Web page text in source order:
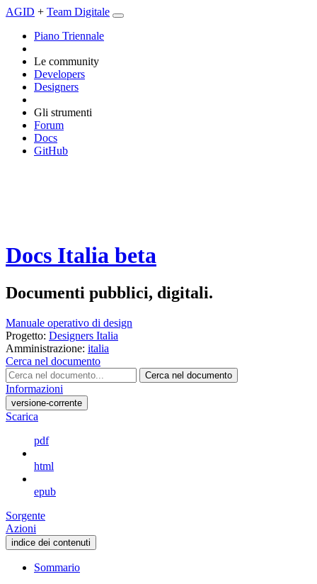
AGID + Team Digitale
Piano Triennale
Le community
Developers
Designers
Gli strumenti
Forum
Docs
GitHub
Docs Italia beta
Documenti pubblici, digitali.
Manuale operativo di design
Progetto: Designers Italia
Amministrazione: italia
Cerca nel documento
Cerca nel documento
Informazioni
versione-corrente
Scarica
pdf
html
epub
Sorgente
Azioni
indice dei contenuti
Sommario